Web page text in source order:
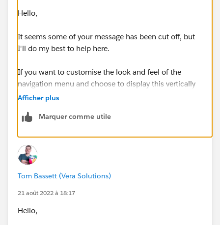
Hello,
It seems some of your message has been cut off, but
I'll do my best to help here.
If you want to customise the look and feel of the
navigation menu and choose to display this vertically
or horizontally, you can do so within the Experience
some screenshots and I'll do my best to help.
Afficher plus
Marquer comme utile
Tom Bassett (Vera Solutions)
21 août 2022 à 18:17
Hello,